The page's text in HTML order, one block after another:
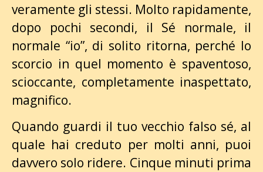
veramente gli stessi. Molto rapidamente,
dopo pochi secondi, il Sé normale, il
normale “io”, di solito ritorna, perché lo
scorcio in quel momento è spaventoso,
scioccante, completamente inaspettato,
magnifico.
Quando guardi il tuo vecchio falso sé, al
quale hai creduto per molti anni, puoi
davvero solo ridere. Cinque minuti prima